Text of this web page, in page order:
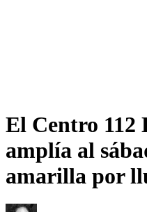
El Centro 112
amplía al
amarilla por